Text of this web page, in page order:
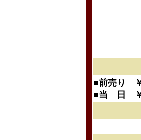
■前売り
■当 日 ￥